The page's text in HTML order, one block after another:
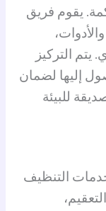
يقوم فريق
يتم التركيز
إليها لضمان
للبيئة
التنظيف